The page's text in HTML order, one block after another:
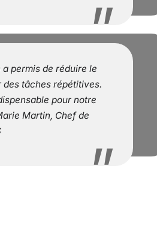
a permis de réduire le
des tâches répétitives.
pour notre
Martin, Chef de